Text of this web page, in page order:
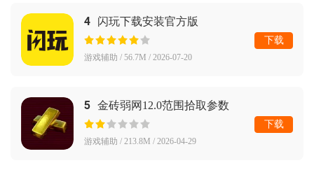
4 闪玩下载安装官方版
游戏辅助 / 56.7M / 2026-07-20
下载
5 金砖弱网12.0范围拾取参数
游戏辅助 / 213.8M / 2026-04-29
下载